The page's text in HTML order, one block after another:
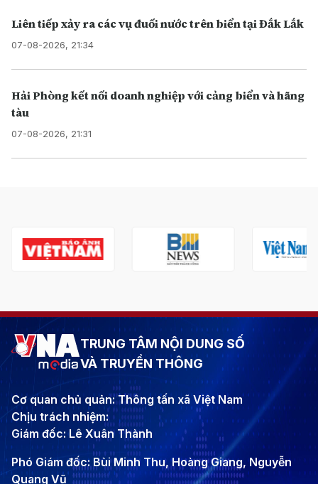
Liên tiếp xảy ra các vụ đuối nước trên biển tại Đắk Lắk
07-08-2026, 21:34
Hải Phòng kết nối doanh nghiệp với cảng biển và hãng
tàu
07-08-2026, 21:31
TRUNG TÂM NỘI DUNG SỐ
VÀ TRUYỀN THÔNG
Cơ quan chủ quản: Thông tấn xã Việt Nam
Chịu trách nhiệm:
Giám đốc: Lê Xuân Thành
Phó Giám đốc: Bùi Minh Thu, Hoàng Giang, Nguyễn
Quang Vũ